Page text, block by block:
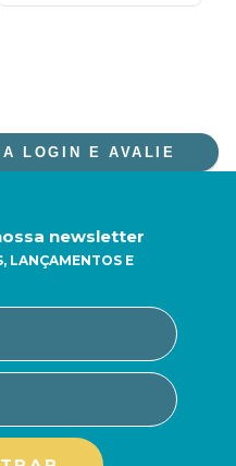
LOGIN E AVALIE
newsletter
LANÇAMENTOS E